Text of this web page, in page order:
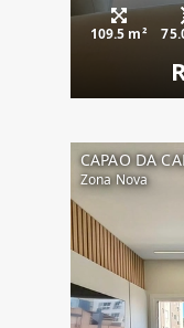
109.5 m²
CAPAO DA
Zona Nova